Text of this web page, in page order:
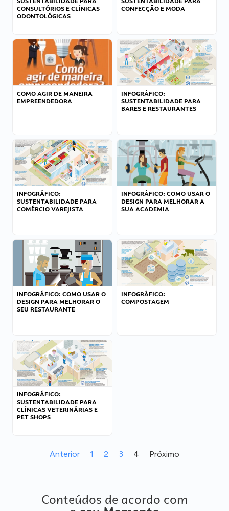
CONSULTÓRIOS E CLÍNICAS
ODONTOLÓGICAS
CONFECÇÃO E MODA
COMO AGIR DE MANEIRA
EMPREENDEDORA
INFOGRÁFICO:
SUSTENTABILIDADE PARA
BARES E RESTAURANTES
INFOGRÁFICO:
SUSTENTABILIDADE PARA
COMÉRCIO VAREJISTA
INFOGRÁFICO: COMO USAR O
DESIGN PARA MELHORAR A
SUA ACADEMIA
INFOGRÁFICO: COMO USAR O
DESIGN PARA MELHORAR O
SEU RESTAURANTE
INFOGRÁFICO:
COMPOSTAGEM
INFOGRÁFICO:
SUSTENTABILIDADE PARA
CLÍNICAS VETERINÁRIAS E
PET SHOPS
Anterior 1 2 3 4 Próximo
Conteúdos de acordo com